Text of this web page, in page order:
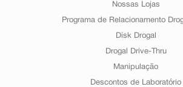
Nossas Lojas
Programa de Relacionamento
Disk Drogal
Drogal Drive-Thru
Manipulação
Descontos de Laboratório